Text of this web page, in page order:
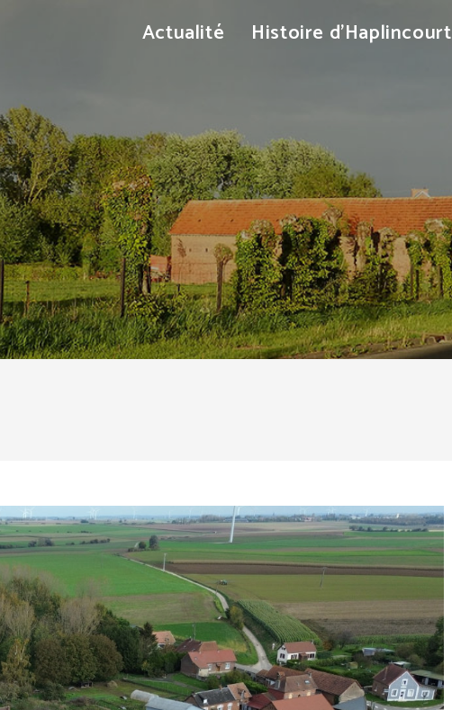
Actualité Histoire d’Haplincourt